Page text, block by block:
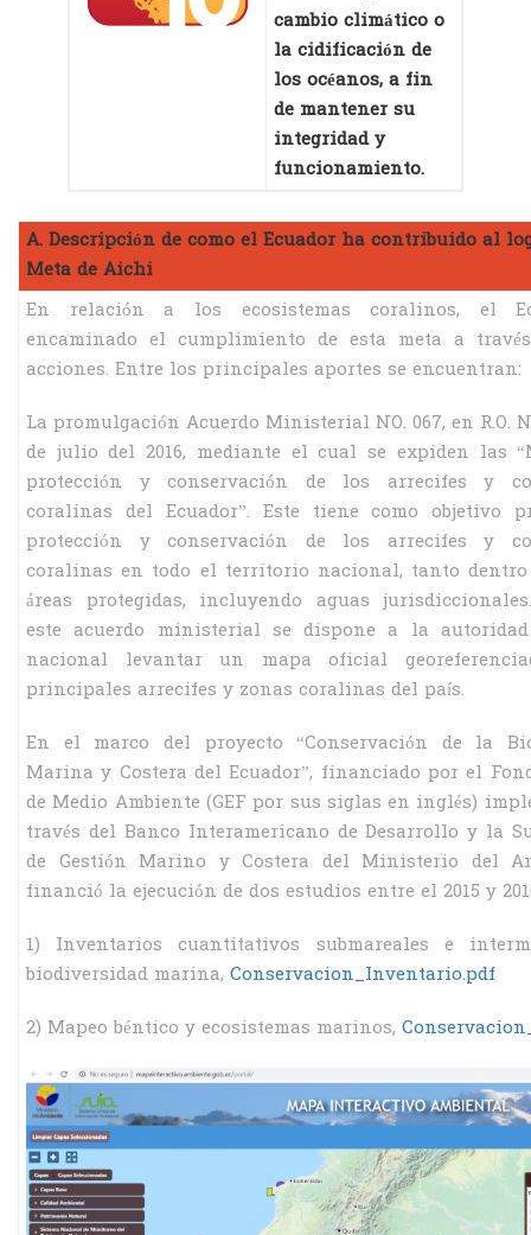
cambio climático o
la cidificación de
los océanos, a fin
de mantener su
integridad y
funcionamiento.
A. Descripción de como el Ecuador ha contribuido al
Meta de Aichi
En relación a los ecosistemas coralinos, el
encaminado el cumplimiento de esta meta a
acciones. Entre los principales aportes se encuentran:
La promulgación Acuerdo Ministerial NO. 067, en R.O.
de julio del 2016, mediante el cual se expiden las
protección y conservación de los arrecifes y
coralinas del Ecuador”. Este tiene como objetivo
protección y conservación de los arrecifes y
coralinas en todo el territorio nacional, tanto
áreas protegidas, incluyendo aguas
este acuerdo ministerial se dispone a la
nacional levantar un mapa oficial
principales arrecifes y zonas coralinas del país.
En el marco del proyecto “Conservación de la
Marina y Costera del Ecuador”, financiado por el
de Medio Ambiente (GEF por sus siglas en inglés)
través del Banco Interamericano de Desarrollo y la
de Gestión Marino y Costera del Ministerio del
financió la ejecución de dos estudios entre el 2015 y
1) Inventarios cuantitativos submareales e
biodiversidad marina, Conservacion_Inventario.pdf
2) Mapeo béntico y ecosistemas marinos, ​